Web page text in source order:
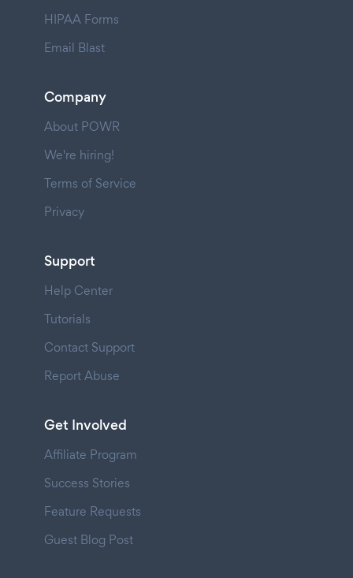
HIPAA Forms
Email Blast
Company
About POWR
We're hiring!
Terms of Service
Privacy
Support
Help Center
Tutorials
Contact Support
Report Abuse
Get Involved
Affiliate Program
Success Stories
Feature Requests
Guest Blog Post